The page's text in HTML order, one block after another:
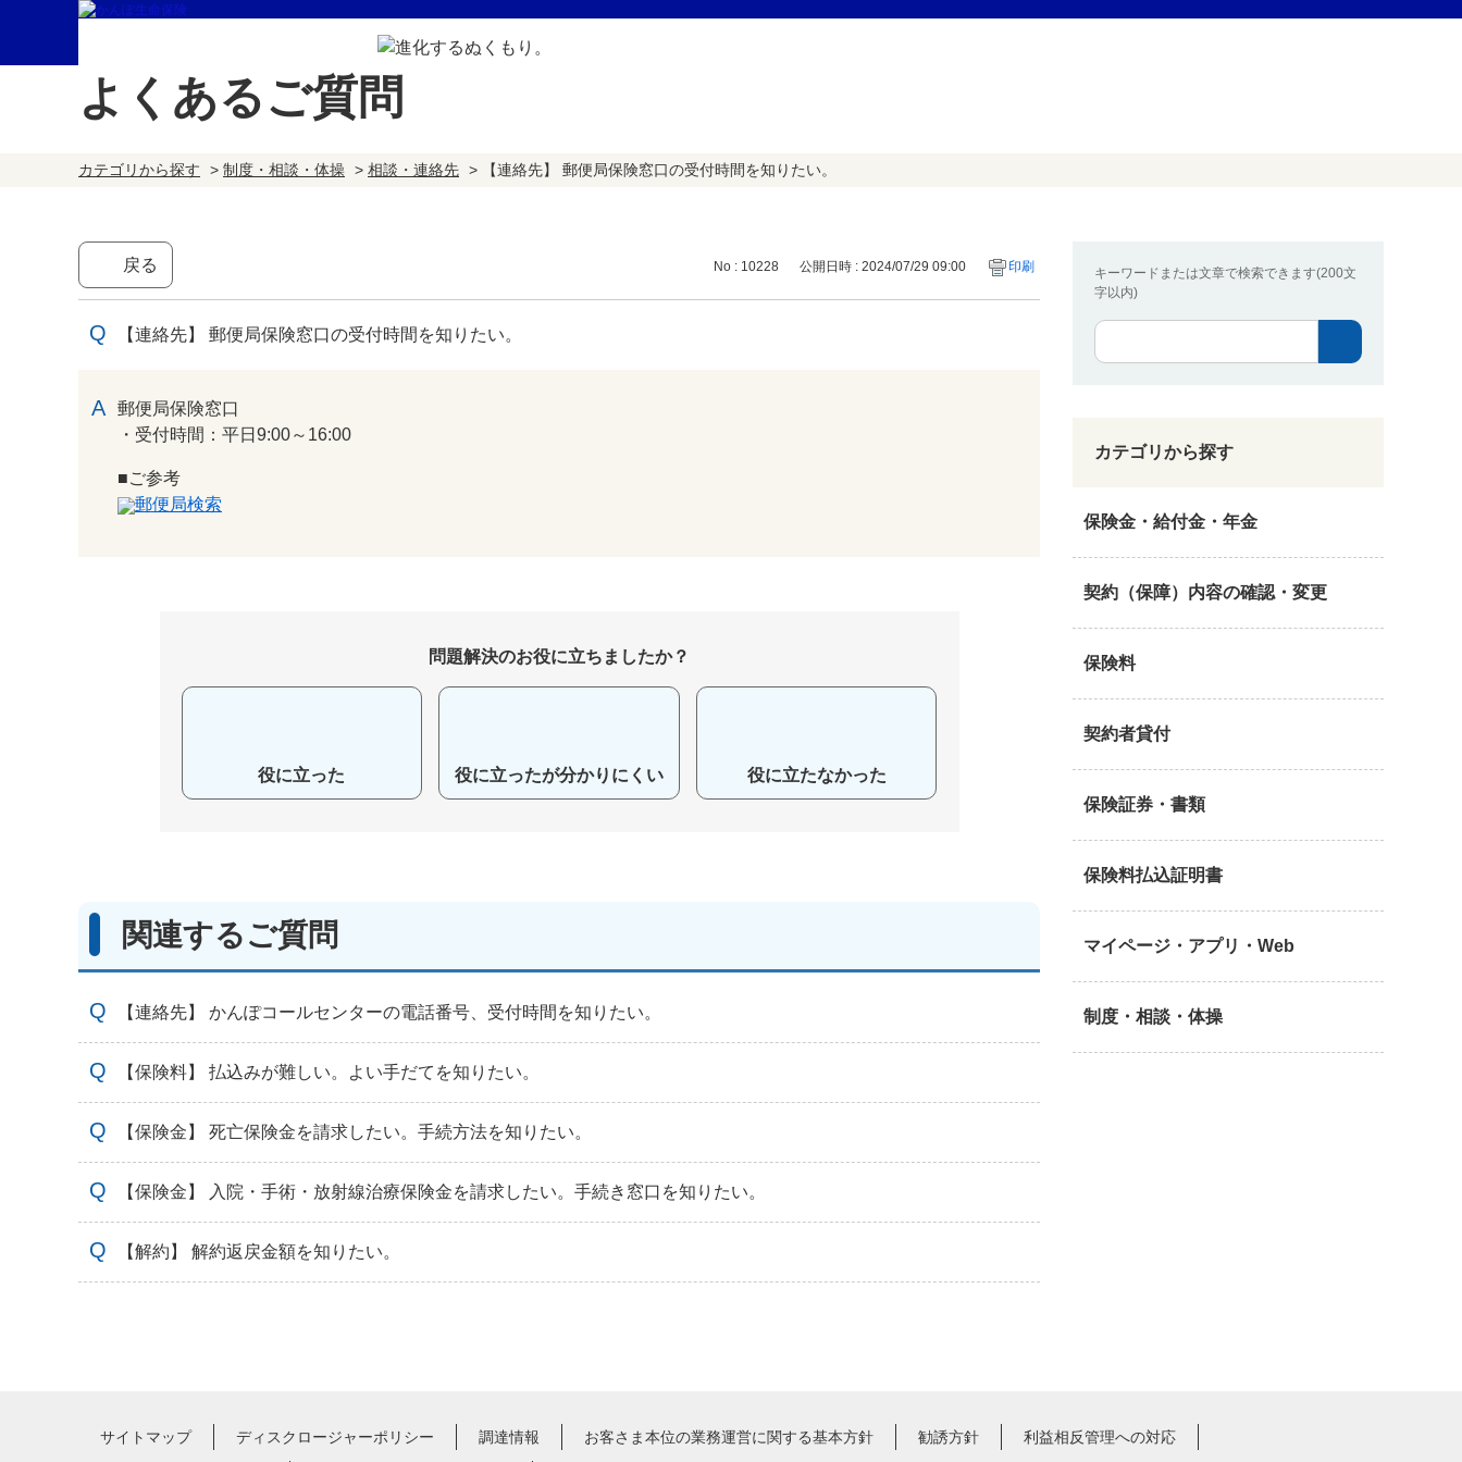
よくあるご質問
カテゴリから探す > 制度・相談・体操 > 相談・連絡先 > 【連絡先】 郵便局保険窓口の受付時間を知りたい。
キーワードまたは文章で検索できます(200文
字以内)
カテゴリから探す
保険金・給付金・年金
契約（保障）内容の確認・変更
保険料
契約者貸付
保険証券・書類
保険料払込証明書
マイページ・アプリ・Web
制度・相談・体操
戻る No : 10228 公開日時 : 2024/07/29 09:00 印刷
【連絡先】 郵便局保険窓口の受付時間を知りたい。
郵便局保険窓口
・受付時間：平日9:00～16:00
■ご参考
郵便局検索
問題解決のお役に立ちましたか？
役に立った 役に立ったが分かりにくい 役に立たなかった
関連するご質問
【連絡先】 かんぽコールセンターの電話番号、受付時間を知りたい。
【保険料】 払込みが難しい。よい手だてを知りたい。
【保険金】 死亡保険金を請求したい。手続方法を知りたい。
【保険金】 入院・手術・放射線治療保険金を請求したい。手続き窓口を知りたい。
【解約】 解約返戻金額を知りたい。
サイトマップ ディスクロージャーポリシー 調達情報 お客さま本位の業務運営に関する基本方針 勧誘方針 利益相反管理への対応